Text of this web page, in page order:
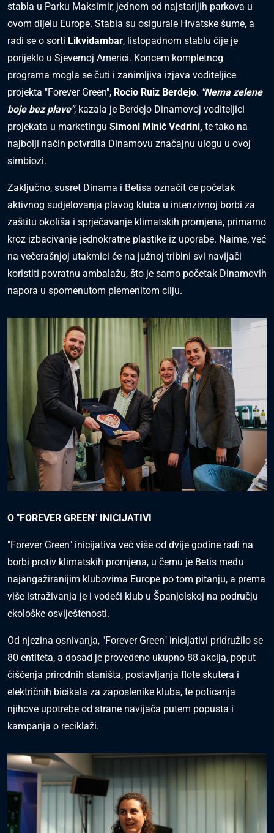
stabla u Parku Maksimir, jednom od najstarijih parkova u
ovom dijelu Europe. Stabla su osigurale Hrvatske šume, a
radi se o sorti Likvidambar, listopadnom stablu čije je
porijeklo u Sjevernoj Americi. Koncem kompletnog
programa mogla se čuti i zanimljiva izjava voditeljice
projekta "Forever Green", Rocio Ruiz Berdejo. "Nema zelene
boje bez plave", kazala je Berdejo Dinamovoj voditeljici
projekata u marketingu Simoni Minić Vedrini, te tako na
najbolji način potvrdila Dinamovu značajnu ulogu u ovoj
simbiozi.
Zaključno, susret Dinama i Betisa označit će početak
aktivnog sudjelovanja plavog kluba u intenzivnoj borbi za
zaštitu okoliša i sprječavanje klimatskih promjena, primarno
kroz izbacivanje jednokratne plastike iz uporabe. Naime, već
na večerašnjoj utakmici će na južnoj tribini svi navijači
koristiti povratnu ambalažu, što je samo početak Dinamovih
napora u spomenutom plemenitom cilju.
O "FOREVER GREEN" INICIJATIVI
"Forever Green" inicijativa već više od dvije godine radi na
borbi protiv klimatskih promjena, u čemu je Betis među
najangažiranijim klubovima Europe po tom pitanju, a prema
više istraživanja je i vodeći klub u Španjolskoj na području
ekološke osviještenosti.
Od njezina osnivanja, "Forever Green" inicijativi pridružilo se
80 entiteta, a dosad je provedeno ukupno 88 akcija, poput
čišćenja prirodnih staništa, postavljanja flote skutera i
električnih bicikala za zaposlenike kluba, te poticanja
njihove upotrebe od strane navijača putem popusta i
kampanja o reciklaži.